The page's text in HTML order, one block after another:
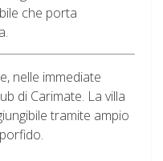
che porta
nelle immediate
di Carimate. La villa
tramite ampio